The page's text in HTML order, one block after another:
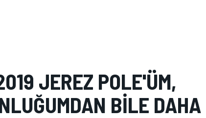
JEREZ POLE'ÜM,
BILE DAHA